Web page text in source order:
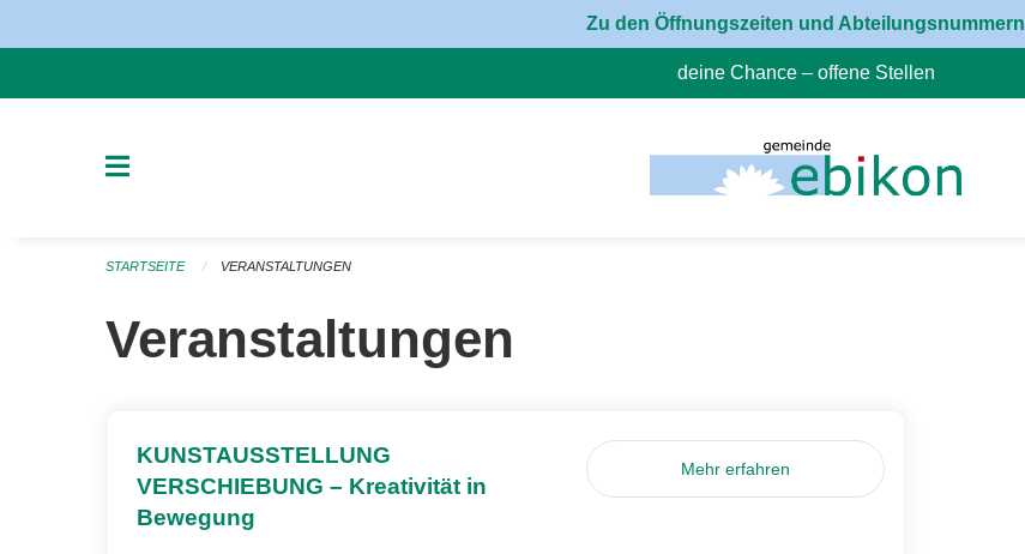
Zu den Öffnungszeiten und Abteilungsnummern
deine Chance – offene Stellen
STARTSEITE VERANSTALTUNGEN
Veranstaltungen
KUNSTAUSSTELLUNG
VERSCHIEBUNG – Kreativität in
Bewegung
Mehr erfahren